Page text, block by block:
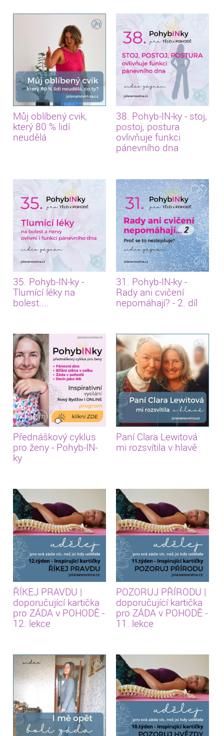
Můj oblíbený cvik,
který 80 % lidí
neudělá
38. Pohyb-IN-ky - stoj,
postoj, postura
ovlivňuje funkci
pánevního dna
35. Pohyb-IN-ky -
Tlumící léky na
bolest....
31. Pohyb-IN-ky -
Rady ani cvičení
nepomáhají? - 2. díl
Přednáškový cyklus
pro ženy - Pohyb-IN-
ky
Paní Clara Lewitová
mi rozsvítila v hlavě
ŘÍKEJ PRAVDU |
doporučující kartička
pro ZÁDA v POHODĚ -
12. lekce
POZORUJ PŘÍRODU |
doporučující kartička
pro ZÁDA v POHODĚ -
11. lekce